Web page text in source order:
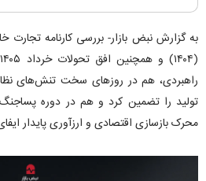
به گزارش نبض بازار- بررسی کارنامه تجارت
راهبردی، هم در روز‌های سخت تنش‌های
تولید را تضمین کرد و هم در دوره پساجنگ
محرک بازسازی اقتصادی و ارزآوری پایدار